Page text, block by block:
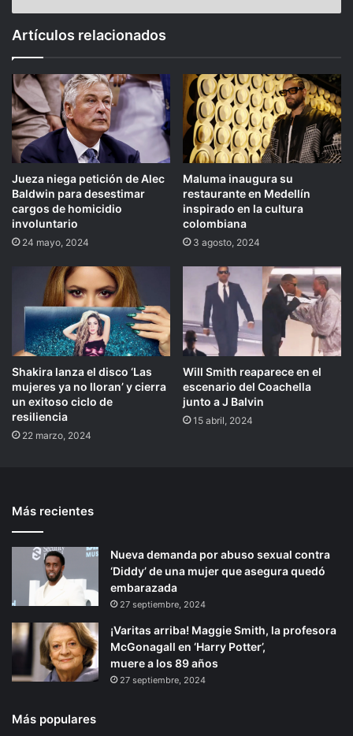
Artículos relacionados
Jueza niega petición de Alec
Baldwin para desestimar
cargos de homicidio
involuntario
24 mayo, 2024
Maluma inaugura su
restaurante en Medellín
inspirado en la cultura
colombiana
3 agosto, 2024
Shakira lanza el disco ‘Las
mujeres ya no lloran’ y cierra
un exitoso ciclo de
resiliencia
22 marzo, 2024
Will Smith reaparece en el
escenario del Coachella
junto a J Balvin
15 abril, 2024
Más recientes
Nueva demanda por abuso sexual contra
‘Diddy’ de una mujer que asegura quedó
embarazada
27 septiembre, 2024
¡Varitas arriba! Maggie Smith, la profesora
McGonagall en ‘Harry Potter’,
muere a los 89 años
27 septiembre, 2024
Más populares